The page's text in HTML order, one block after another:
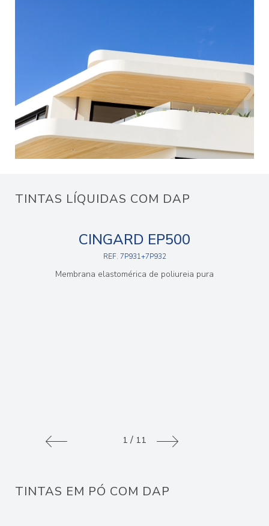
TINTAS LÍQUIDAS COM DAP
CINGARD EP500
REF. 7P931+7P932
Membrana elastomérica de poliureia pura
1 / 11
TINTAS EM PÓ COM DAP